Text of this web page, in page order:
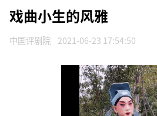
戏曲小生的风雅
中国评剧院 2021-06-23 17:54:50